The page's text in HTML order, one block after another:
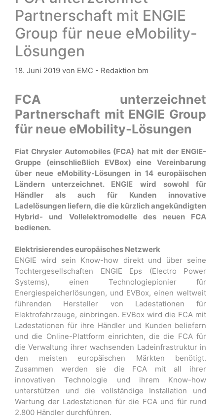
Partnerschaft mit ENGIE
Group für neue eMobility-
Lösungen
18. Juni 2019 von EMC - Redaktion bm
FCA unterzeichnet
Partnerschaft mit ENGIE Group
für neue eMobility-Lösungen
Fiat Chrysler Automobiles (FCA) hat mit der ENGIE-
Gruppe (einschließlich EVBox) eine Vereinbarung
über neue eMobility-Lösungen in 14 europäischen
Ländern unterzeichnet. ENGIE wird sowohl für
Händler als auch für Kunden innovative
Ladelösungen liefern, die die kürzlich angekündigten
Hybrid- und Vollelektromodelle des neuen FCA
bedienen.
Elektrisierendes europäisches Netzwerk
ENGIE wird sein Know-how direkt und über seine
Tochtergesellschaften ENGIE Eps (Electro Power
Systems), einen Technologiepionier für
Energiespeicherlösungen, und EVBox, einen weltweit
führenden Hersteller von Ladestationen für
Elektrofahrzeuge, einbringen. EVBox wird die FCA mit
Ladestationen für ihre Händler und Kunden beliefern
und die Online-Plattform einrichten, die die FCA für
die Verwaltung ihrer wachsenden Ladeinfrastruktur in
den meisten europäischen Märkten benötigt.
Zusammen werden sie die FCA mit all ihrer
innovativen Technologie und ihrem Know-how
unterstützen und die vollständige Installation und
Wartung der Ladestationen für die FCA und für rund
2.800 Händler durchführen.